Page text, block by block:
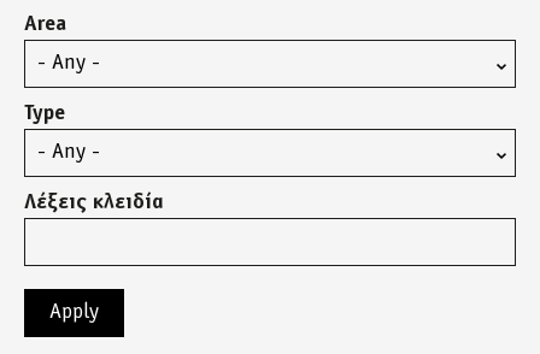
Area
Type
Λέξεις κλειδία